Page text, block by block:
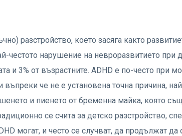
разстройство, което засяга както
честото нарушение на невроразвитието при
и 3% от възрастните. ADHD е по-често при
въпреки че не е установена точна причина,
и пиенето от бременна майка, която
се счита за детско разстройство,
могат, и често се случват, да продължат да